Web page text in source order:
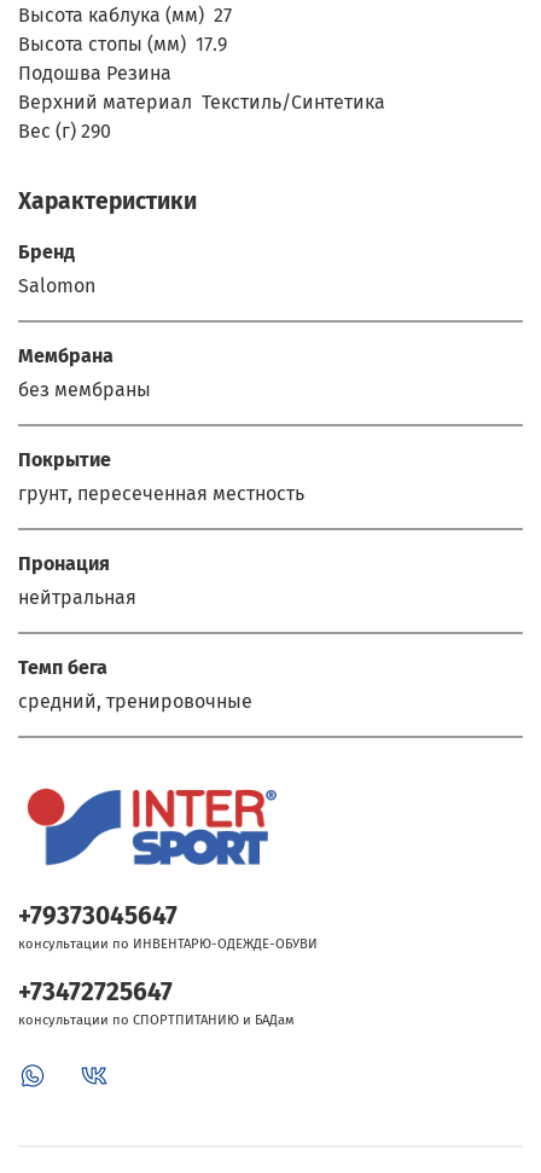
Высота каблука (мм) 27
Высота стопы (мм) 17.9
Подошва Резина
Верхний материал Текстиль/Синтетика
Вес (г) 290
Характеристики
Бренд
Salomon
Мембрана
без мембраны
Покрытие
грунт, пересеченная местность
Пронация
нейтральная
Темп бега
средний, тренировочные
+79373045647
консультации по ИНВЕНТАРЮ-ОДЕЖДЕ-ОБУВИ
+73472725647
консультации по СПОРТПИТАНИЮ и БАДам